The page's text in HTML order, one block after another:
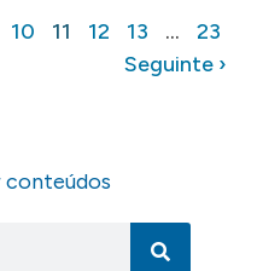
10 11 12 13 …
23
Seguinte ›
conteúdos